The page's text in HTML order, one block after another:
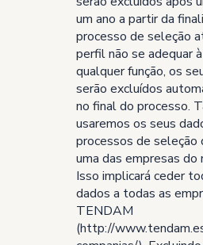
um ano a partir da
processo de seleção
perfil não se adequar
qualquer função, os
serão excluídos
no final do processo.
usaremos os seus
processos de seleção
uma das empresas do
Isso implicará ceder
dados a todas as
TENDAM
(http://